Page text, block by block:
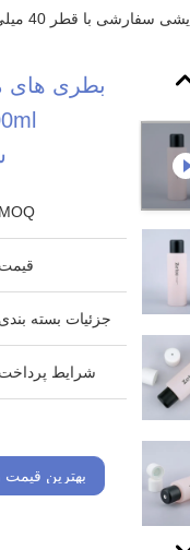
MOQ:
جزئیات بسته
شرایط
بهترین قیمت